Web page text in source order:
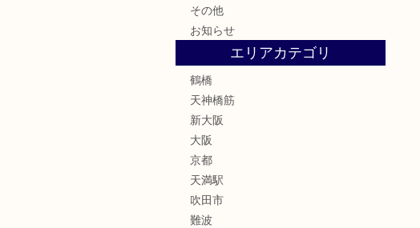
その他
お知らせ
エリアカテゴリ
鶴橋
天神橋筋
新大阪
大阪
京都
天満駅
吹田市
難波